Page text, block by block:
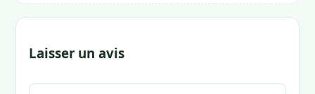
Laisser un avis